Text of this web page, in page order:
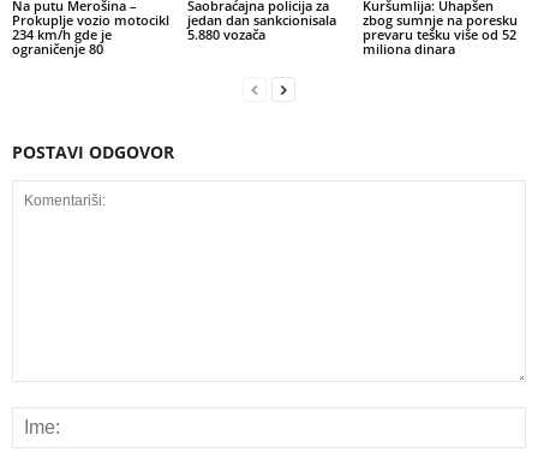
Na putu Merošina –
Prokuplje vozio motocikl
234 km/h gde je
ograničenje 80
Saobraćajna policija za
jedan dan sankcionisala
5.880 vozača
Kuršumlija: Uhapšen
zbog sumnje na poresku
prevaru tešku više od 52
miliona dinara
POSTAVI ODGOVOR